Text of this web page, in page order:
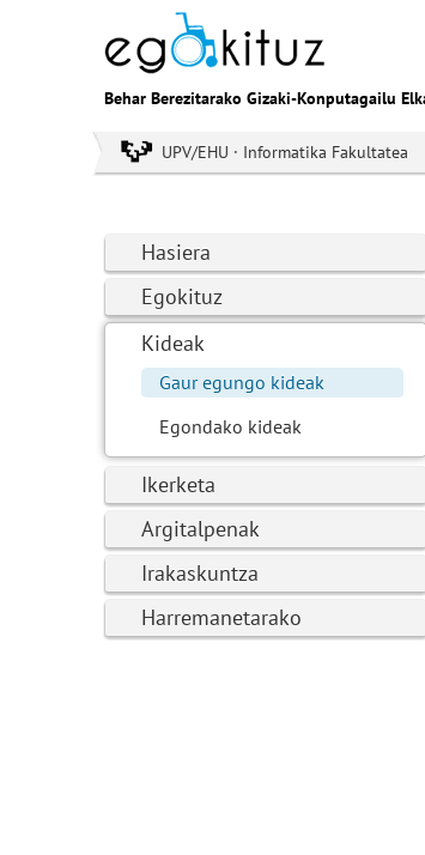
Behar Berezitarako Gizaki-Konputagailu
UPV/EHU · Informatika Fakultatea
Hasiera
Egokituz
Kideak
Gaur egungo kideak
Egondako kideak
Ikerketa
Argitalpenak
Irakaskuntza
Harremanetarako